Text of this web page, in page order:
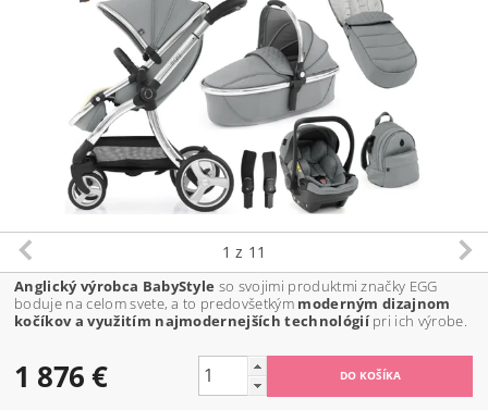
1 z 11
Anglický výrobca BabyStyle so svojimi produktmi značky EGG
boduje na celom svete, a to predovšetkým moderným dizajnom
kočíkov a využitím najmodernejších technológiípri ich výrobe.
1 876 €